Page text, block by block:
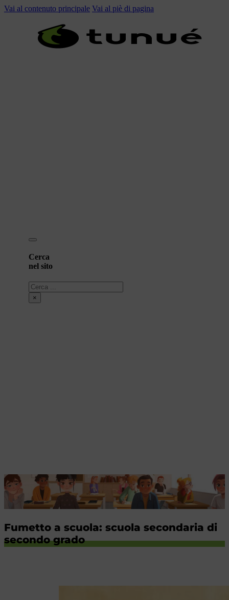
Vai al contenuto principale Vai al piè di pagina
Cerca
nel sito
Cerca
×
Fumetto a scuola: scuola secondaria di
secondo grado